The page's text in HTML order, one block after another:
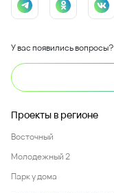
У вас появились вопросы?
Проекты в регионе
Восточный
Молодежный 2
Парк у дома